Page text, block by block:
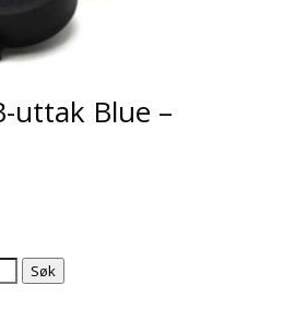
uttak Blue –
Søk